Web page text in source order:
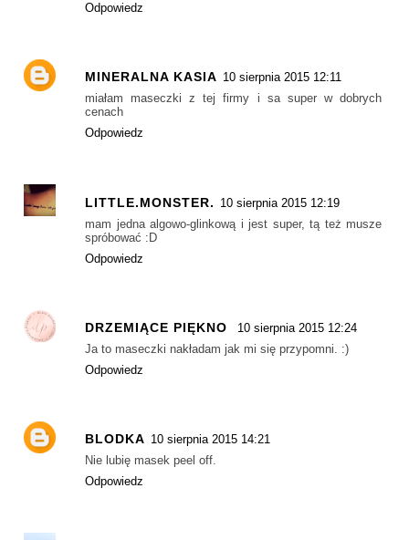
Odpowiedz
MINERALNA KASIA 10 sierpnia 2015 12:11
miałam maseczki z tej firmy i sa super w dobrych
cenach
Odpowiedz
LITTLE.MONSTER. 10 sierpnia 2015 12:19
mam jedna algowo-glinkową i jest super, tą też musze
spróbować :D
Odpowiedz
DRZEMIĄCE PIĘKNO
10 sierpnia 2015 12:24
Ja to maseczki nakładam jak mi się przypomni. :)
Odpowiedz
BLODKA 10 sierpnia 2015 14:21
Nie lubię masek peel off.
Odpowiedz